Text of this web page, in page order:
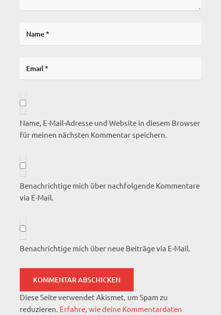
Name, E-Mail-Adresse und Website in diesem Browser
für meinen nächsten Kommentar speichern.
Benachrichtige mich über nachfolgende Kommentare
via E-Mail.
Benachrichtige mich über neue Beiträge via E-Mail.
Diese Seite verwendet Akismet, um Spam zu
reduzieren. Erfahre, wie deine Kommentardaten